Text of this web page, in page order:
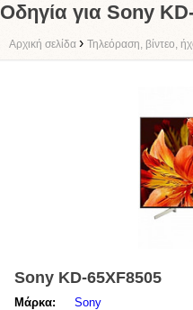
Οδηγία για Sony
Αρχική σελίδα › Τηλεόραση, βίντεο,
Sony KD-65XF8505
Μάρκα:
Sony